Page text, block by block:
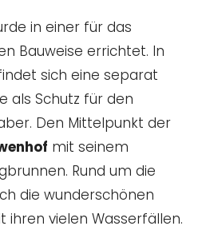
in einer für das
Bauweise errichtet. In
sich eine separat
als Schutz für den
Den Mittelpunkt der
mit seinem
Rund um die
die wunderschönen
ihren vielen Wasserfällen.